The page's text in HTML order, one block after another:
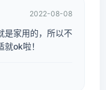
2022-08-08
是家用的，所以不
ok啦！